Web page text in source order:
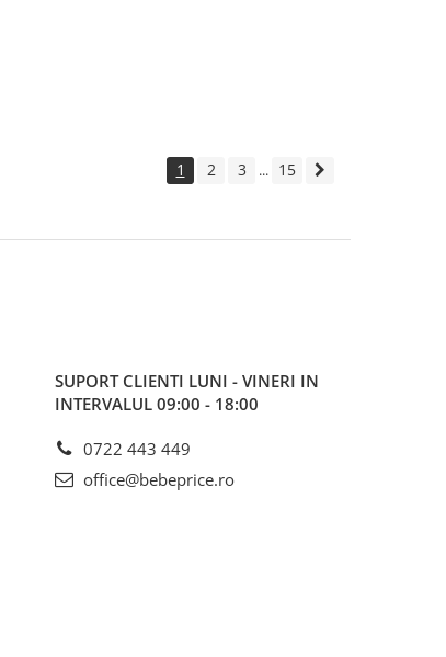
1 2 3 ... 15
SUPORT CLIENTI LUNI - VINERI IN
INTERVALUL 09:00 - 18:00
0722 443 449
office@bebeprice.ro